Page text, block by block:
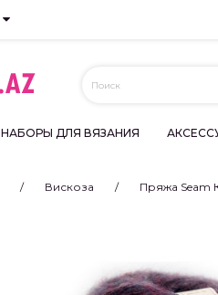
НАБОРЫ ДЛЯ ВЯЗАНИЯ
Вискоза Пряжа Seam